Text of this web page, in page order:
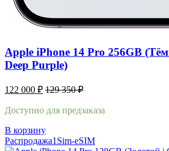
Apple iPhone 14 Pro 256GB
Deep Purple)
122 000 ₽ 129 350₽
Доступно для предзаказа
В корзину
Распродажа1Sim-eSIM